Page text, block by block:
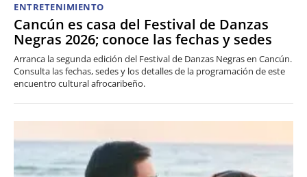
ENTRETENIMIENTO
Cancún es casa del Festival de Danzas
Negras 2026; conoce las fechas y sedes
Arranca la segunda edición del Festival de Danzas Negras en Cancún.
Consulta las fechas, sedes y los detalles de la programación de este
encuentro cultural afrocaribeño.